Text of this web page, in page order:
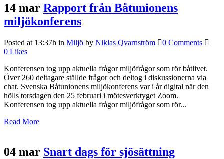
14 mar Rapport från Båtunionens
miljökonferens
Posted at 13:37h in Miljö by Niklas Qvarnström
0 Comments
0 Likes
Konferensen tog upp aktuella frågor miljöfrågor som rör båtlivet.
Över 260 deltagare ställde frågor och deltog i diskussionerna via
chat. Svenska Båtunionens miljökonferens var i år digital när den
hölls torsdagen den 25 februari i mötesverktyget Zoom.
Konferensen tog upp aktuella frågor miljöfrågor som rör...
Read More
04 mar Snart dags för sjösättning